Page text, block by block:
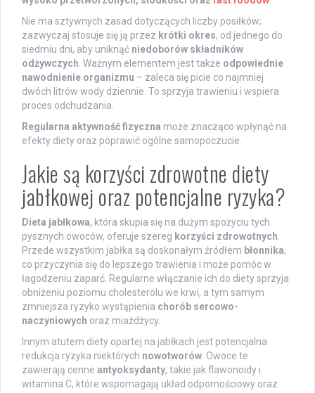
Nie ma sztywnych zasad dotyczących liczby posiłków;
zazwyczaj stosuje się ją przez krótki okres, od jednego do
siedmiu dni, aby uniknąć niedoborów składników
odżywczych . Ważnym elementem jest także odpowiednie
nawodnienie organizmu – zaleca się picie co najmniej
dwóch litrów wody dziennie. To sprzyja trawieniu i wspiera
proces odchudzania.
Regularna aktywność fizyczna może znacząco wpłynąć na
efekty diety oraz poprawić ogólne samopoczucie.
Jakie są korzyści zdrowotne diety
jabłkowej oraz potencjalne ryzyka?
Dieta jabłkowa, która skupia się na dużym spożyciu tych
pysznych owoców, oferuje szereg korzyści zdrowotnych
Przede wszystkim jabłka są doskonałym źródłem błonnika,
co przyczynia się do lepszego trawienia i może pomóc w
łagodzeniu zaparć. Regularne włączanie ich do diety sprzyja
obniżeniu poziomu cholesterolu we krwi, a tym samym
zmniejsza ryzyko wystąpienia chorób sercowo-
naczyniowych oraz miażdżycy.
Innym atutem diety opartej na jabłkach jest potencjalna
redukcja ryzyka niektórych nowotworów . Owoce te
zawierają cenne antyoksydanty, takie jak flawonoidy i
witamina C, które wspomagają układ odpornościowy oraz